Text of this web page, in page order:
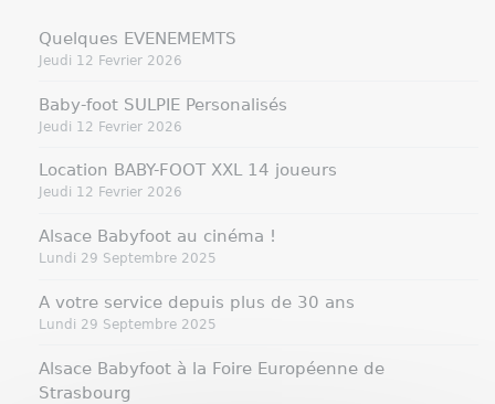
Quelques EVENEMEMTS
Jeudi 12 Fevrier 2026
Baby-foot SULPIE Personalisés
Jeudi 12 Fevrier 2026
Location BABY-FOOT XXL 14 joueurs
Jeudi 12 Fevrier 2026
Alsace Babyfoot au cinéma !
Lundi 29 Septembre 2025
A votre service depuis plus de 30 ans
Lundi 29 Septembre 2025
Alsace Babyfoot à la Foire Européenne de
Strasbourg